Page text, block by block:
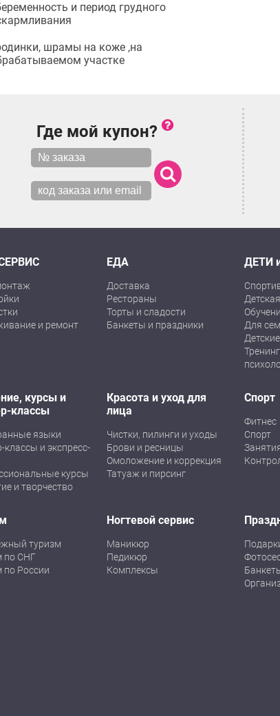
и период грудного
шрамы на коже ,на
участке
Где мой купон?
и ремонт
ЕДА
Доставка
Рестораны
Торты и сладости
Банкеты и праздники
ДЕТИ
Для
курсы и
классы
языки
классы и экспресс-
курсы
и творчество
Красота и уход для
лица
Чистки, пилинги и уходы
Брови и ресницы
Омоложение и коррекция
Татуаж и пирсинг
Спорт
Фитнес
Спорт
туризм
по СНГ
по России
Ногтевой сервис
Маникюр
Педикюр
Комплексы